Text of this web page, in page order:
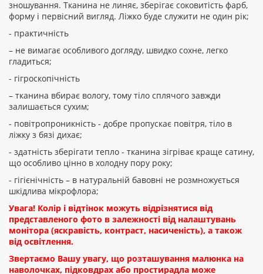
зношування. Тканина не линяє, зберігає соковитість фарб,
форму і первісний вигляд. Ліжко буде служити не один рік;
- практичність
– не вимагає особливого догляду, швидко сохне, легко
гладиться;
- гігроскопічність
– тканина вбирає вологу, тому тіло сплячого завжди
залишається сухим;
- повітропроникність - добре пропускає повітря, тіло в
ліжку з бязі дихає;
- здатність зберігати тепло - тканина зігріває краще сатину,
що особливо цінно в холодну пору року;
- гігієнічність – в натуральній бавовні не розмножується
шкідлива мікрофлора;
Увага! Колір і відтінок можуть відрізнятися від
представленого фото в залежності від налаштувань
монітора (яскравість, контраст, насиченість), а також
від освітлення.
Звертаємо Вашу увагу, що розташування малюнка на
наволочках, підковдрах або простирадла може